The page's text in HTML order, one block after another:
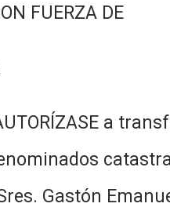
FUERZA DE
a
Gastón